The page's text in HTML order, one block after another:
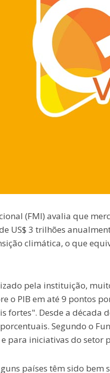
(FMI) avalia que
US$ 3 trilhões
climática, o que
pela instituição,
o PIB em até 9 pontos
fortes". Desde a década
Segundo o
para iniciativas do setor
países têm sido